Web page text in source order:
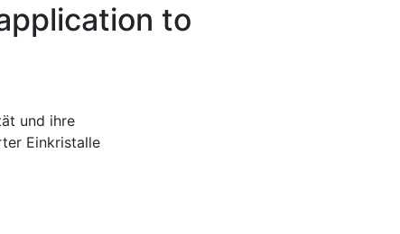
to
und ihre
Einkristalle